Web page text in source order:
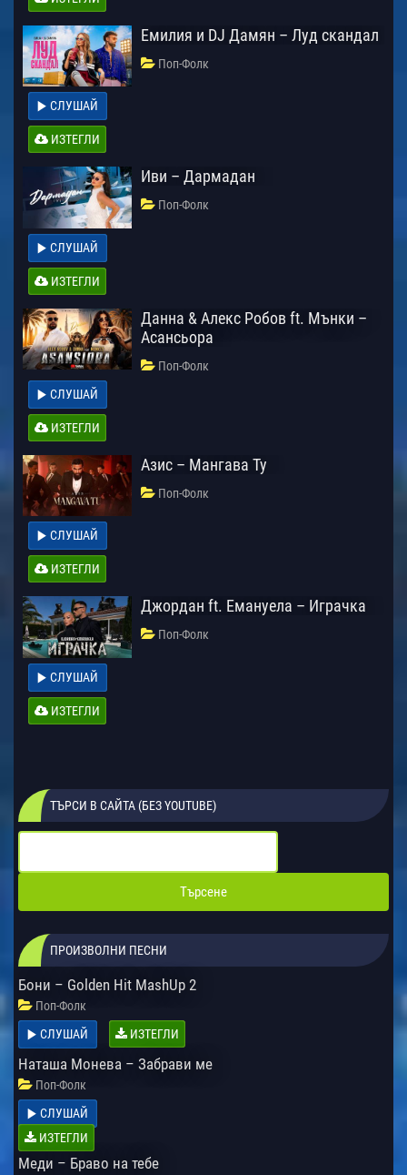
Емилия и DJ Дамян – Луд скандал
Поп-Фолк
СЛУШАЙ
ИЗТЕГЛИ
Иви – Дармадан
Поп-Фолк
СЛУШАЙ
ИЗТЕГЛИ
Данна & Алекс Робов ft. Мънки –
Асансьора
Поп-Фолк
СЛУШАЙ
ИЗТЕГЛИ
Азис – Мангава Ту
Поп-Фолк
СЛУШАЙ
ИЗТЕГЛИ
Джордан ft. Емануела – Играчка
Поп-Фолк
СЛУШАЙ
ИЗТЕГЛИ
ТЪРСИ В САЙТА (БЕЗ YOUTUBE)
ПРОИЗВОЛНИ ПЕСНИ
Бони – Golden Hit MashUp 2
Поп-Фолк
СЛУШАЙ
ИЗТЕГЛИ
Наташа Монева – Забрави ме
Поп-Фолк
СЛУШАЙ
ИЗТЕГЛИ
Меди – Браво на тебе